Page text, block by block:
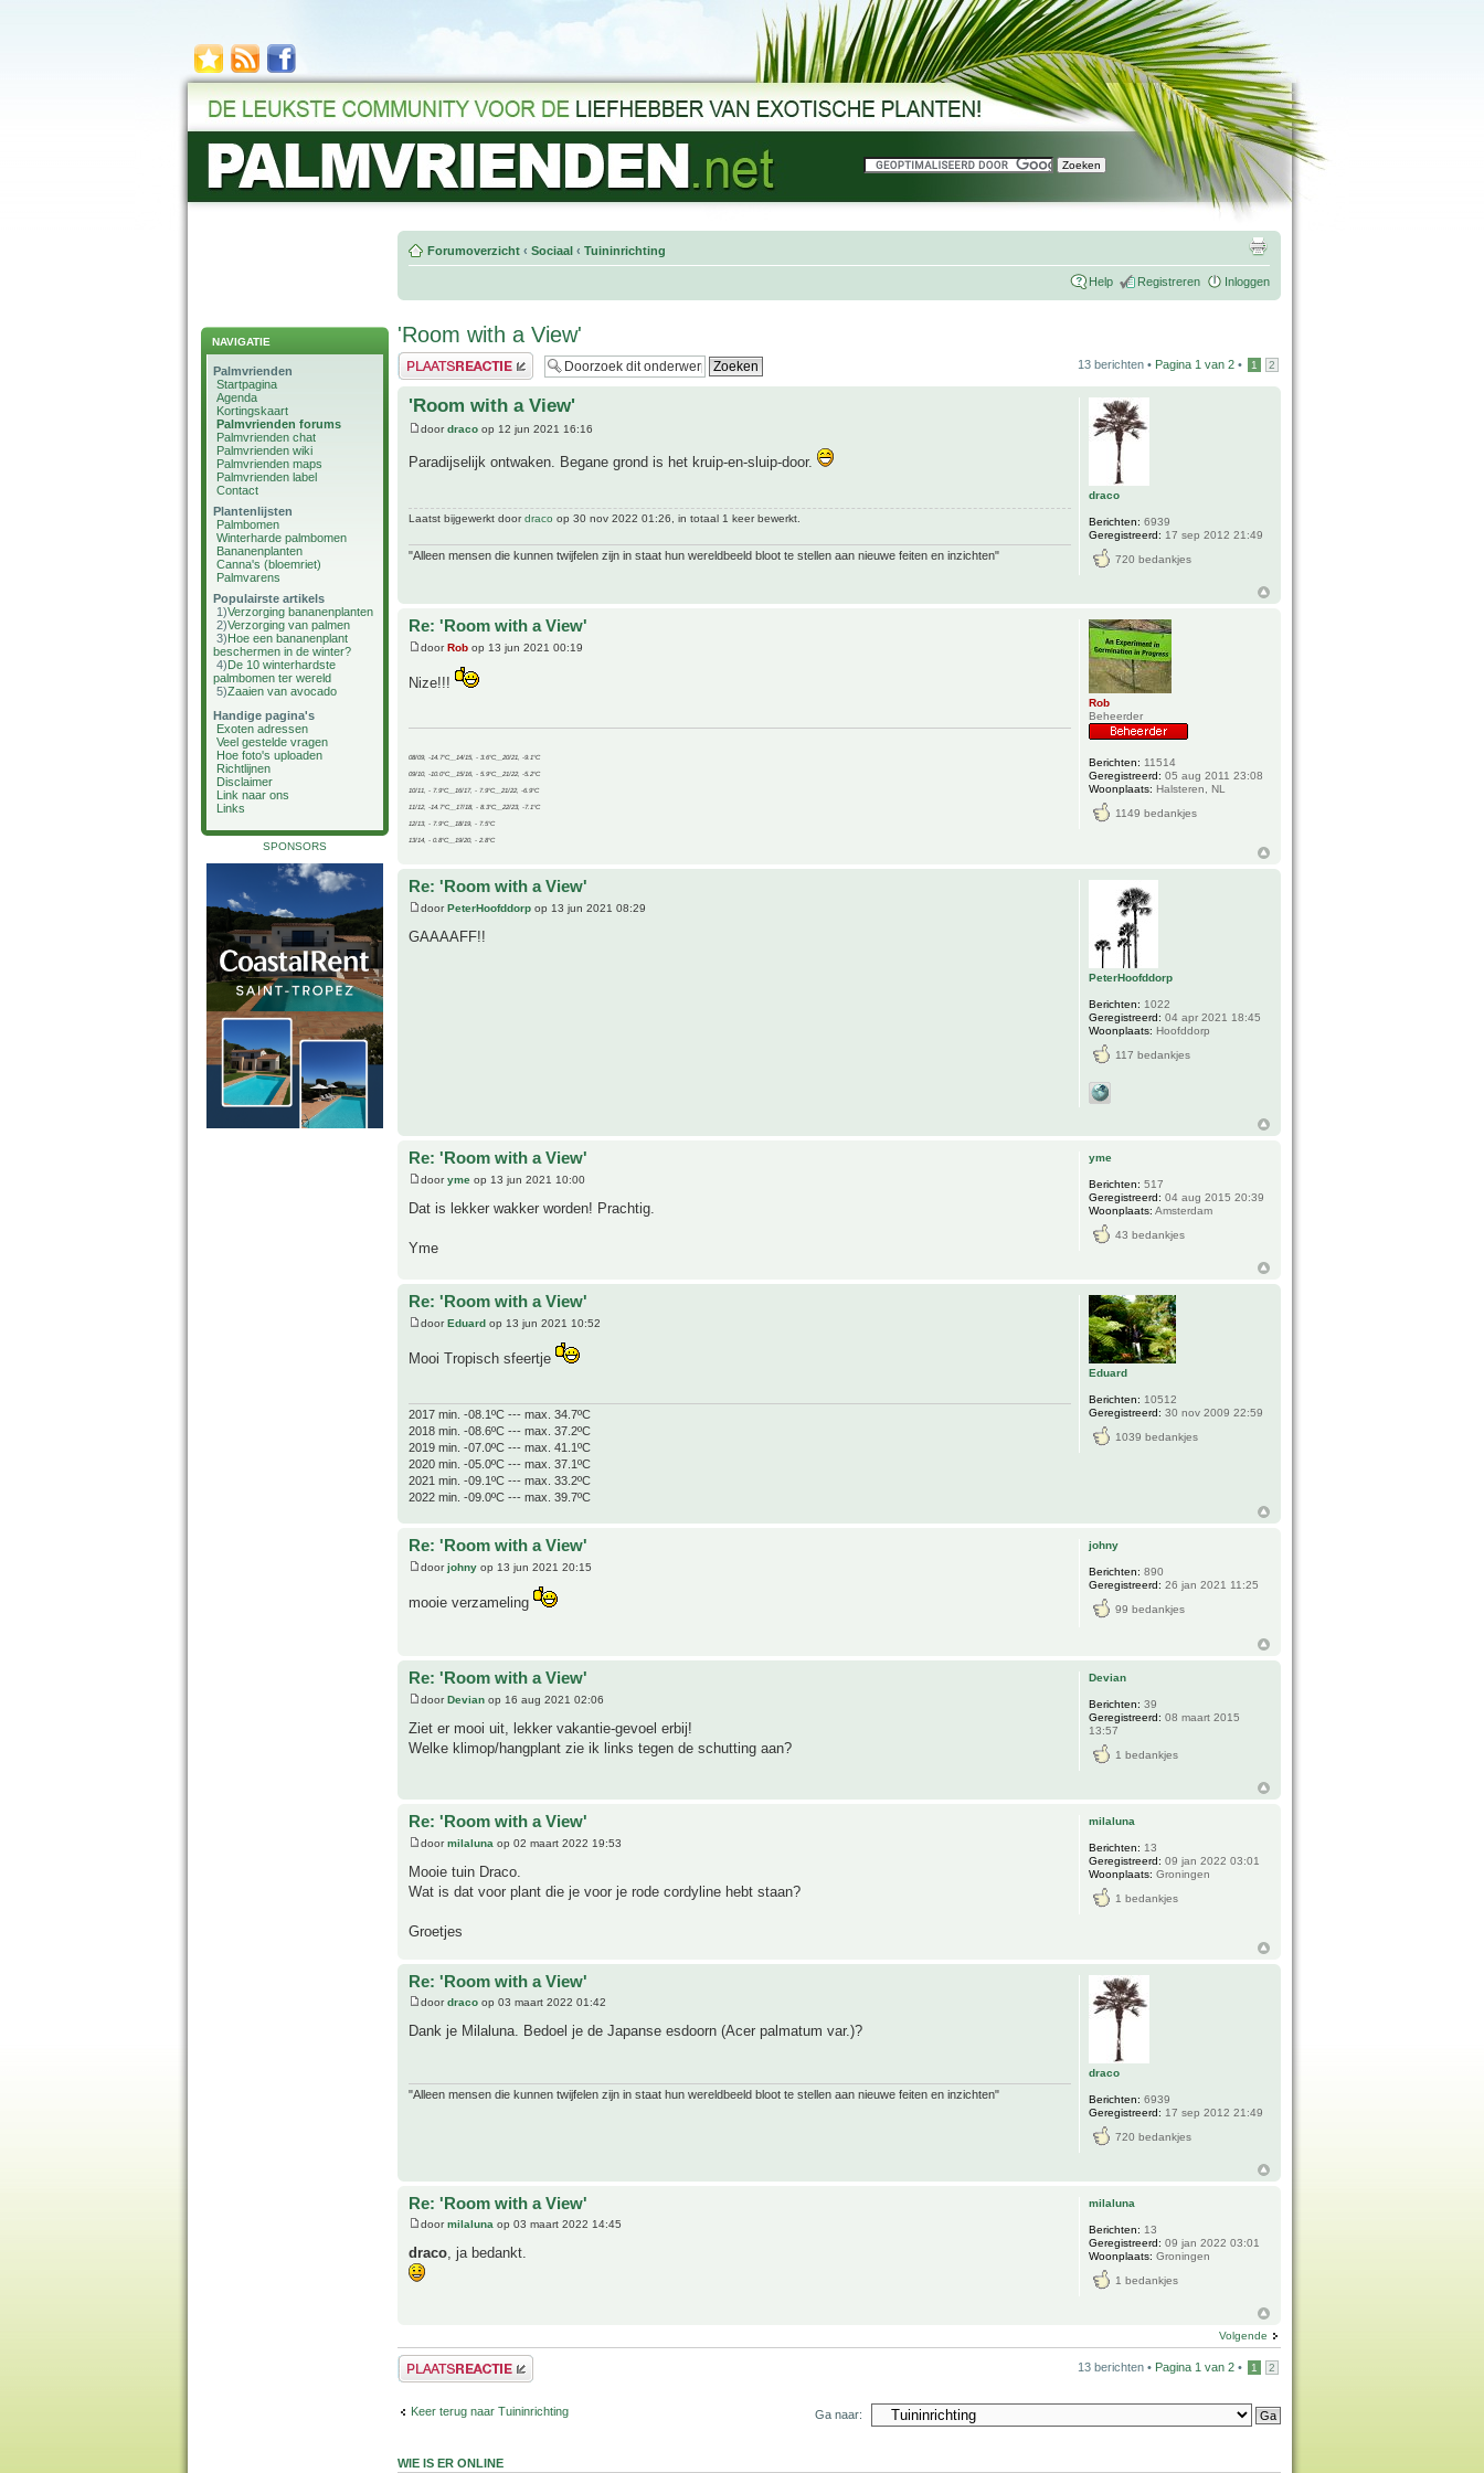
NAVIGATIE
Palmvrienden
Startpagina
Agenda
Kortingskaart
Palmvrienden forums
Palmvrienden chat
Palmvrienden wiki
Palmvrienden maps
Palmvrienden label
Contact
Plantenlijsten
Palmbomen
Winterharde palmbomen
Bananenplanten
Canna's (bloemriet)
Palmvarens
Populairste artikels
1)Verzorging bananenplanten
2)Verzorging van palmen
3)Hoe een bananenplant
beschermen in de winter?
4)De 10 winterhardste
palmbomen ter wereld
5)Zaaien van avocado
Handige pagina's
Exoten adressen
Veel gestelde vragen
Hoe foto's uploaden
Richtlijnen
Disclaimer
Link naar ons
Links
SPONSORS
Forumoverzicht ‹ Sociaal ‹ Tuininrichting
Help Registreren Inloggen
'Room with a View'
Plaats een reactie 13 berichten • Pagina 1 van 2 • 1 2
'Room with a View'
doordraco op 12 jun 2021 16:16
Paradijselijk ontwaken. Begane grond is het kruip-en-sluip-door.
Laatst bijgewerkt doordraco op 30 nov 2022 01:26, in totaal 1 keer bewerkt.
"Alleen mensen die kunnen twijfelen zijn in staat hun wereldbeeld bloot te stellen aan nieuwe feiten en inzichten"
draco
Berichten: 6939
Geregistreerd: 17 sep 2012 21:49
720 bedankjes
Re: 'Room with a View'
doorRob op 13 jun 2021 00:19
Nize!!!
08/09, -14.7°C__14/15, - 3.6°C__20/21, -9.1°C
09/10, -10.0°C__15/16, - 5.9°C__21/22, -5.2°C
10/11, - 7.9°C__16/17, - 7.9°C__21/22, -6.9°C
11/12, -14.7°C__17/18, - 8.3°C__22/23, -7.1°C
12/13, - 7.9°C__18/19, - 7.5°C
13/14, - 0.8°C__19/20, - 2.8°C
Rob
Beheerder
Berichten: 11514
Geregistreerd: 05 aug 2011 23:08
Woonplaats: Halsteren, NL
1149 bedankjes
Re: 'Room with a View'
doorPeterHoofddorp op 13 jun 2021 08:29
GAAAAFF!!
PeterHoofddorp
Berichten: 1022
Geregistreerd: 04 apr 2021 18:45
Woonplaats: Hoofddorp
117 bedankjes
Re: 'Room with a View'
dooryme op 13 jun 2021 10:00
Dat is lekker wakker worden! Prachtig.
Yme
yme
Berichten: 517
Geregistreerd: 04 aug 2015 20:39
Woonplaats: Amsterdam
43 bedankjes
Re: 'Room with a View'
doorEduard op 13 jun 2021 10:52
Mooi Tropisch sfeertje
2017 min. -08.1ºC --- max. 34.7ºC
2018 min. -08.6ºC --- max. 37.2ºC
2019 min. -07.0ºC --- max. 41.1ºC
2020 min. -05.0ºC --- max. 37.1ºC
2021 min. -09.1ºC --- max. 33.2ºC
2022 min. -09.0ºC --- max. 39.7ºC
Eduard
Berichten: 10512
Geregistreerd: 30 nov 2009 22:59
1039 bedankjes
Re: 'Room with a View'
doorjohny op 13 jun 2021 20:15
mooie verzameling
johny
Berichten: 890
Geregistreerd: 26 jan 2021 11:25
99 bedankjes
Re: 'Room with a View'
doorDevian op 16 aug 2021 02:06
Ziet er mooi uit, lekker vakantie-gevoel erbij!
Welke klimop/hangplant zie ik links tegen de schutting aan?
Devian
Berichten: 39
Geregistreerd: 08 maart 2015
13:57
1 bedankjes
Re: 'Room with a View'
doormilaluna op 02 maart 2022 19:53
Mooie tuin Draco.
Wat is dat voor plant die je voor je rode cordyline hebt staan?
Groetjes
milaluna
Berichten: 13
Geregistreerd: 09 jan 2022 03:01
Woonplaats: Groningen
1 bedankjes
Re: 'Room with a View'
doordraco op 03 maart 2022 01:42
Dank je Milaluna. Bedoel je de Japanse esdoorn (Acer palmatum var.)?
"Alleen mensen die kunnen twijfelen zijn in staat hun wereldbeeld bloot te stellen aan nieuwe feiten en inzichten"
draco
Berichten: 6939
Geregistreerd: 17 sep 2012 21:49
720 bedankjes
Re: 'Room with a View'
doormilaluna op 03 maart 2022 14:45
draco, ja bedankt.
milaluna
Berichten: 13
Geregistreerd: 09 jan 2022 03:01
Woonplaats: Groningen
1 bedankjes
Volgende
Plaats een reactie 13 berichten • Pagina 1 van 2 • 1 2
Keer terug naar Tuininrichting Ga naar:
WIE IS ER ONLINE